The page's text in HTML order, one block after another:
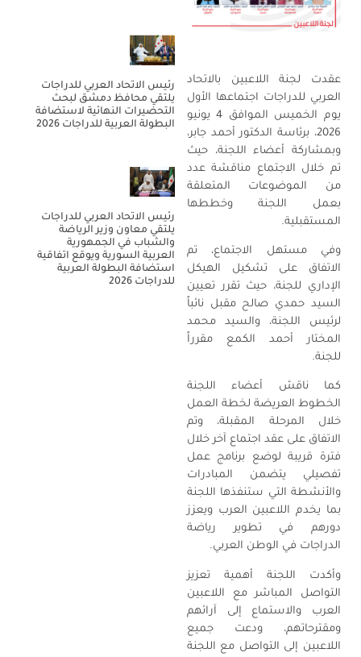
عقدت لجنة اللاعبين بالاتحاد
العربي للدراجات اجتماعها الأول
يوم الخميس الموافق 4 يونيو
2026، برئاسة الدكتور أحمد جابر،
وبمشاركة أعضاء اللجنة، حيث
تم خلال الاجتماع مناقشة عدد
من الموضوعات المتعلقة
بعمل اللجنة وخططها
المستقبلية.
وفي مستهل الاجتماع، تم
الاتفاق على تشكيل الهيكل
الإداري للجنة، حيث تقرر تعيين
السيد حمدي صالح مقبل نائباً
لرئيس اللجنة، والسيد محمد
المختار أحمد الكمع مقرراً
للجنة.
كما ناقش أعضاء اللجنة
الخطوط العريضة لخطة العمل
خلال المرحلة المقبلة، وتم
الاتفاق على عقد اجتماع آخر خلال
فترة قريبة لوضع برنامج عمل
تفصيلي يتضمن المبادرات
والأنشطة التي ستنفذها اللجنة
بما يخدم اللاعبين العرب ويعزز
دورهم في تطوير رياضة
الدراجات في الوطن العربي.
وأكدت اللجنة أهمية تعزيز
التواصل المباشر مع اللاعبين
العرب والاستماع إلى آرائهم
ومقترحاتهم، ودعت جميع
اللاعبين إلى التواصل مع اللجنة
رئيس الاتحاد العربي للدراجات
يلتقي محافظ دمشق لبحث
التحضيرات النهائية لاستضافة
البطولة العربية للدراجات 2026
رئيس الاتحاد العربي للدراجات
يلتقي معاون وزير الرياضة
والشباب في الجمهورية
العربية السورية ويوقع اتفاقية
استضافة البطولة العربية
للدراجات 2026